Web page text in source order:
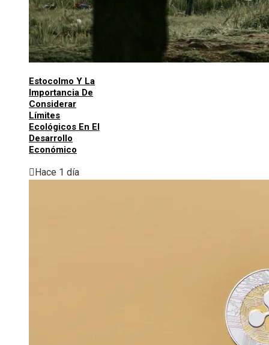
Estocolmo Y La
Importancia De
Considerar
Límites
Ecológicos En El
Desarrollo
Económico
Hace 1 día